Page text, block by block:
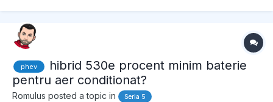
phev
hibrid 530e procent minim baterie
pentru aer conditionat?
Romulus posted a topic in Seria 5